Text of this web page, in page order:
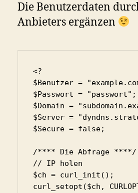
Die Benutzerdaten
Anbieters ergänzen
<?
$Benutzer =
$Passwort = "passwort";
$Domain =
$Server =
$Secure = false;
/**** Die Abfrage ****/
// IP holen
$ch = curl_init();
curl_setopt($ch,